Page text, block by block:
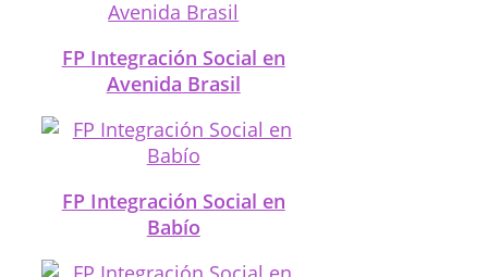
FP Integración Social en
Avenida Brasil
FP Integración Social en
Babío